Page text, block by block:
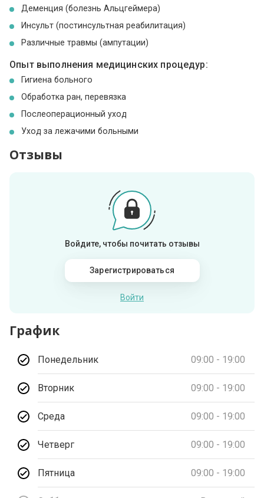
Деменция (болезнь Альцгеймера)
Инсульт (постинсультная реабилитация)
Различные травмы (ампутации)
Опыт выполнения медицинских процедур:
Гигиена больного
Обработка ран, перевязка
Послеоперационный уход
Уход за лежачими больными
Отзывы
Войдите, чтобы почитать отзывы
Зарегистрироваться
Войти
График
Понедельник 09:00 - 19:00
Вторник 09:00 - 19:00
Среда 09:00 - 19:00
Четверг 09:00 - 19:00
Пятница 09:00 - 19:00